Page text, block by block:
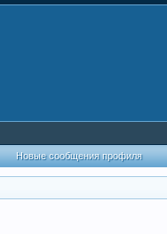
Новые сообщения профиля